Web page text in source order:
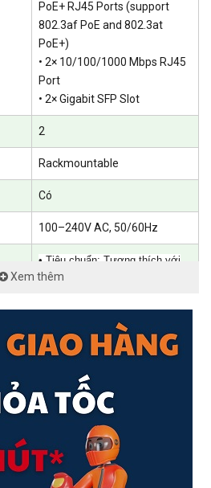
giám sát đáng tin cậy
đến 250 m
ưu tiên
toàn qua cách ly cổng
- VoHoang.vn>
PoE+ RJ45 Ports (support
802.3af PoE and 802.3at
PoE+)
• 2× 10/100/1000 Mbps RJ45
Port
• 2× Gigabit SFP Slot
2
Rackmountable
Có
100–240V AC, 50/60Hz
• Tiêu chuẩn: Tương thích với
802.3af PoE và 802.3at PoE+
dụng cho tất cả các cổng PoE+,
tối đa 30W cho mỗi cổng
440 × 180 × 44 mm
±6kV
40 Gbps
Xem thêm